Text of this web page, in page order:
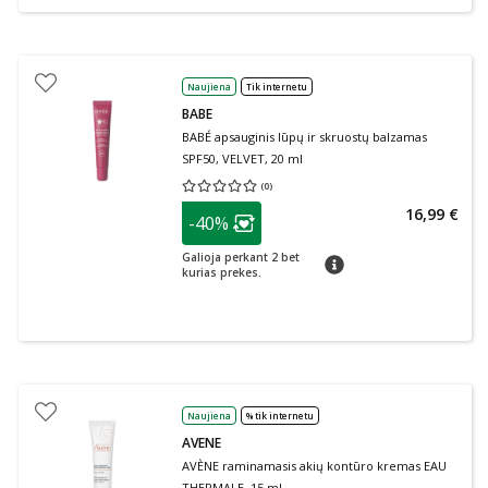
Naujiena Tik internetu
BABE
BABÉ apsauginis lūpų ir skruostų balzamas
SPF50, VELVET, 20 ml
(0)
Vidutinis įvertinimas 0.00
patarimas
Lojalumo klubo narių nuolaida
-40%
Galioja perkant 2 bet
kurias prekes.
patarimas
16,99 €
Naujiena % tik internetu
AVENE
AVÈNE raminamasis akių kontūro kremas EAU